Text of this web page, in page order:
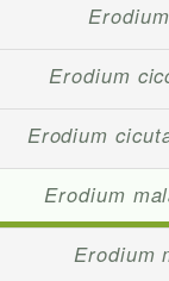
Erodium
Erodium
Erodium
Erodium